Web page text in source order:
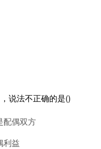
说法不正确的是()
配偶双方
利益